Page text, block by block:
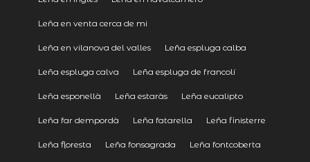
Leña en venta cerca de mi
Leña en vilanova del valles Leña espluga calba
Leña espluga calva Leña espluga de francolí
Leña esponellà Leña estaràs Leña eucalipto
Leña far dempordà Leña fatarella Leña finisterre
Leña floresta Leña fonsagrada Leña fontcoberta